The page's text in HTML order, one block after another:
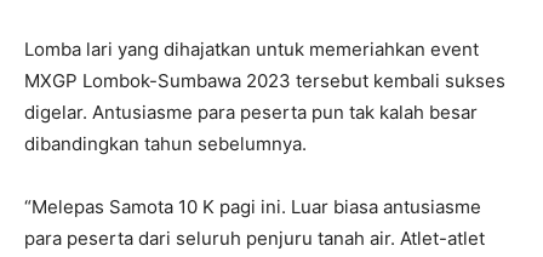
Lomba lari yang dihajatkan untuk memeriahkan event
MXGP Lombok-Sumbawa 2023 tersebut kembali sukses
digelar. Antusiasme para peserta pun tak kalah besar
dibandingkan tahun sebelumnya.
“Melepas Samota 10 K pagi ini. Luar biasa antusiasme
para peserta dari seluruh penjuru tanah air. Atlet-atlet